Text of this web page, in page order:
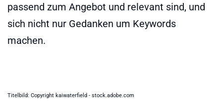
passend zum Angebot und relevant sind, und
sich nicht nur Gedanken um Keywords
machen.
Titelbild: Copyright kaiwaterfield - stock.adobe.com